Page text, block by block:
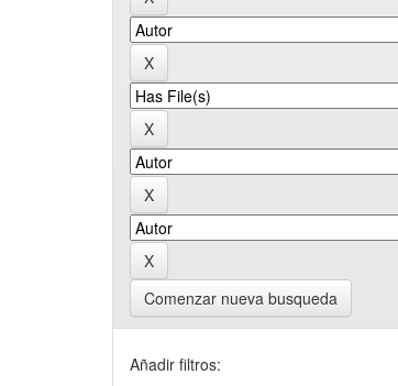
Comenzar nueva busqueda
Añadir filtros: